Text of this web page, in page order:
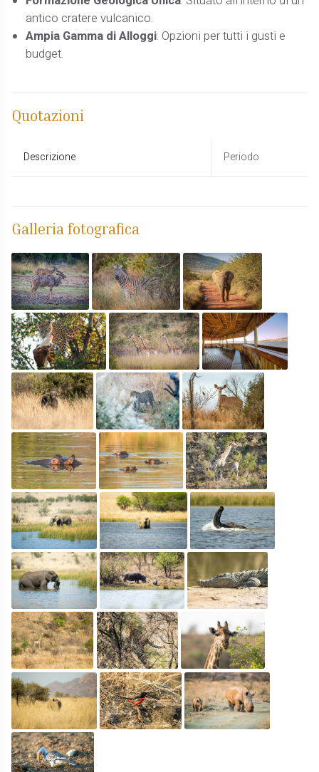
antico cratere vulcanico.​
Ampia Gamma di Alloggi: Opzioni per tutti i gusti e
budget.
Quotazioni
Descrizione Periodo
Galleria fotografica